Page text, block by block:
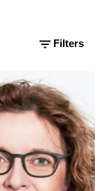
Filters